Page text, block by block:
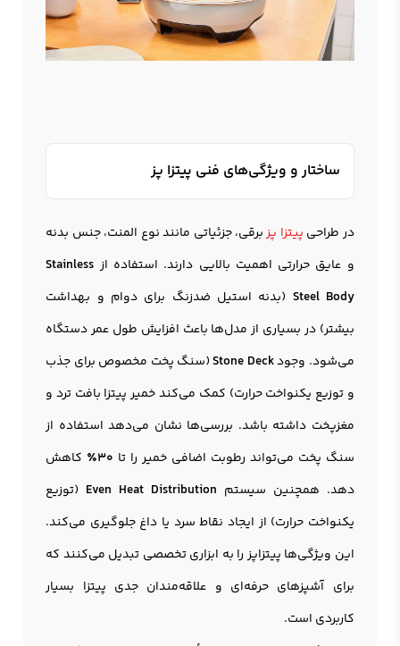
ساختار و ویژگی‌های فنی پیتزا پز
در طراحی پیتزا پزبرقی، جزئیاتی مانند نوع المنت، جنس بدنه
و عایق حرارتی اهمیت بالایی دارند. استفاده از Stainless
Steel Body (بدنه استیل ضدزنگ برای دوام و بهداشت
بیشتر) در بسیاری از مدل‌ها باعث افزایش طول عمر دستگاه
می‌شود. وجودStone Deck(سنگ پخت مخصوص برای جذب
و توزیع یکنواخت حرارت) کمک می‌کند خمیر پیتزا بافت ترد و
مغزپخت داشته باشد. بررسی‌ها نشان می‌دهد استفاده از
سنگ پخت می‌تواند رطوبت اضافی خمیر را تا ۳۰٪
کاهش
دهد. همچنین سیستم Even Heat Distribution (توزیع
یکنواخت حرارت) از ایجاد نقاط سرد یا داغ جلوگیری می‌کند.
این ویژگی‌ها پیتزاپز را به ابزاری تخصصی تبدیل می‌کنند که
برای آشپزهای حرفه‌ای و علاقه‌مندان جدی پیتزا بسیار
کاربردی است.